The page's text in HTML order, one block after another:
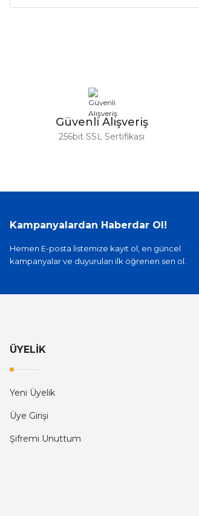
Güvenli Alışveriş
256bit SSL Sertifikası
Kampanyalardan Haberdar Ol!
Hemen E-posta listemize kayıt ol, en güncel
kampanyalar ve duyuruları ilk öğrenen sen ol.
ÜYELİK
Yeni Üyelik
Üye Girişi
Şifremi Unuttum